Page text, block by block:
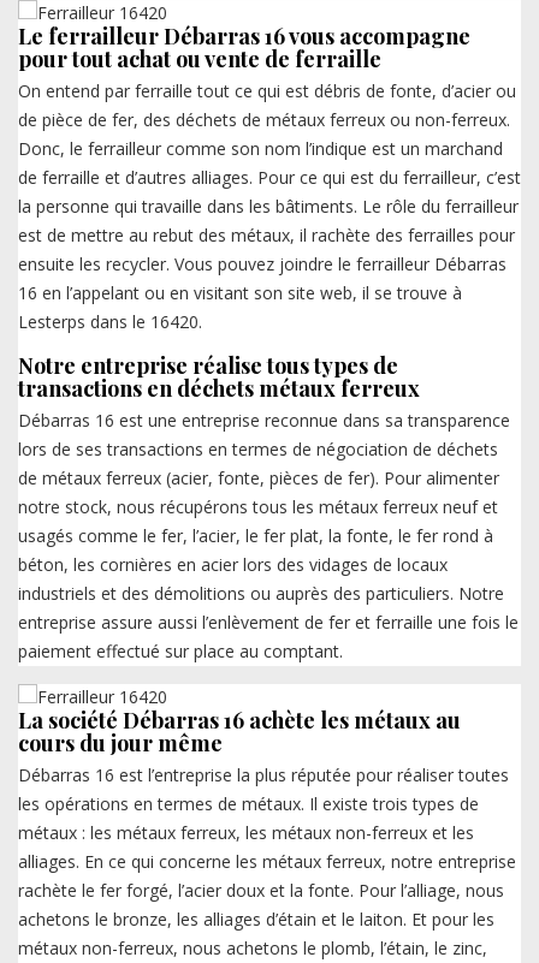
Le ferrailleur Débarras 16 vous accompagne
pour tout achat ou vente de ferraille
On entend par ferraille tout ce qui est débris de fonte, d’acier ou
de pièce de fer, des déchets de métaux ferreux ou non-ferreux.
Donc, le ferrailleur comme son nom l’indique est un marchand
de ferraille et d’autres alliages. Pour ce qui est du ferrailleur, c’est
la personne qui travaille dans les bâtiments. Le rôle du ferrailleur
est de mettre au rebut des métaux, il rachète des ferrailles pour
ensuite les recycler. Vous pouvez joindre le ferrailleur Débarras
16 en l’appelant ou en visitant son site web, il se trouve à
Lesterps dans le 16420.
Notre entreprise réalise tous types de
transactions en déchets métaux ferreux
Débarras 16 est une entreprise reconnue dans sa transparence
lors de ses transactions en termes de négociation de déchets
de métaux ferreux (acier, fonte, pièces de fer). Pour alimenter
notre stock, nous récupérons tous les métaux ferreux neuf et
usagés comme le fer, l’acier, le fer plat, la fonte, le fer rond à
béton, les cornières en acier lors des vidages de locaux
industriels et des démolitions ou auprès des particuliers. Notre
entreprise assure aussi l’enlèvement de fer et ferraille une fois le
paiement effectué sur place au comptant.
La société Débarras 16 achète les métaux au
cours du jour même
Débarras 16 est l’entreprise la plus réputée pour réaliser toutes
les opérations en termes de métaux. Il existe trois types de
métaux : les métaux ferreux, les métaux non-ferreux et les
alliages. En ce qui concerne les métaux ferreux, notre entreprise
rachète le fer forgé, l’acier doux et la fonte. Pour l’alliage, nous
achetons le bronze, les alliages d’étain et le laiton. Et pour les
métaux non-ferreux, nous achetons le plomb, l’étain, le zinc,